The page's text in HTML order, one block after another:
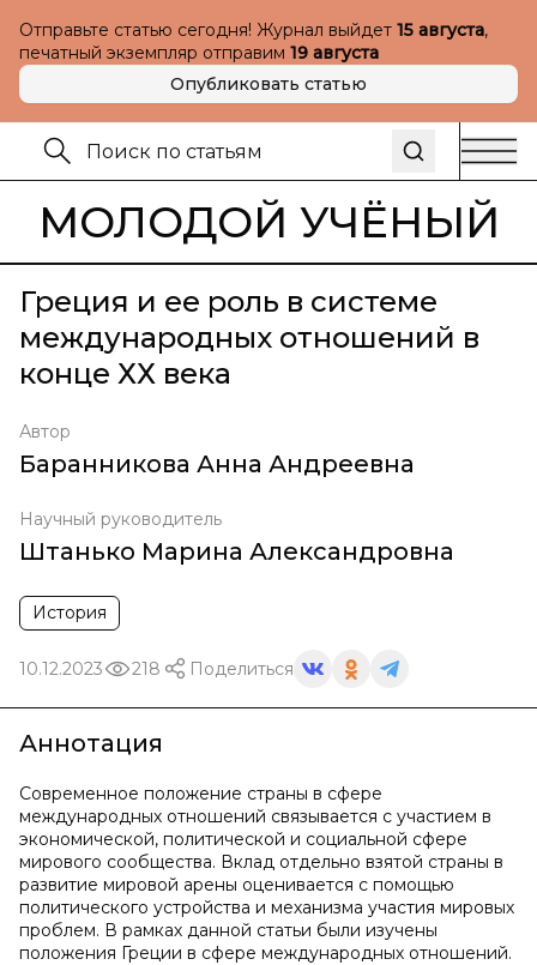
Отправьте статью сегодня! Журнал выйдет 15 августа,
печатный экземпляр отправим 19 августа
Опубликовать статью
МОЛОДОЙ УЧЁНЫЙ
Греция и ее роль в системе
международных отношений в
конце ХХ века
Автор
Баранникова Анна Андреевна
Научный руководитель
Штанько Марина Александровна
История
10.12.2023 218 Поделиться
Аннотация
Современное положение страны в сфере
международных отношений связывается с участием в
экономической, политической и социальной сфере
мирового сообщества. Вклад отдельно взятой страны в
развитие мировой арены оценивается с помощью
политического устройства и механизма участия мировых
проблем. В рамках данной статьи были изучены
положения Греции в сфере международных отношений.